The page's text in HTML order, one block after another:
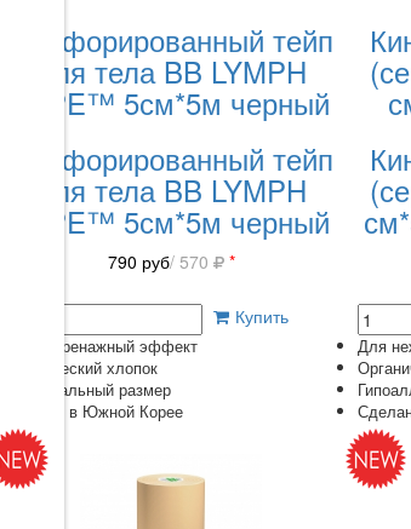
Перфорированный тейп
для тела BB LYMPH
TAPE™ 5см*5м черный
Перфорированный тейп
для тела BB LYMPH
TAPE™ 5см*5м черный
790 руб/ 570 *
Купить
Лимфодренажный эффект
Органический хлопок
Универсальный размер
Сделано в Южной Корее
Для